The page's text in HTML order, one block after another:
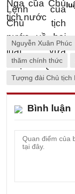
Nguyễn Xuân Phúc
thăm chính thức
Tượng đài Chủ tịch
Bình luận